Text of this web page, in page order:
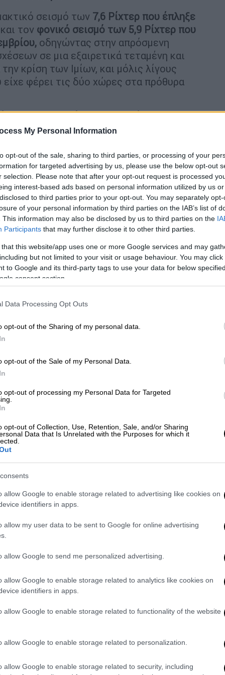
My Personal Information
opt-out of the sale, sharing to third parties, or processing of your
for targeted advertising by us, please use the below opt-out
selection. Please note that after your opt-out request is processed
interest-based ads based on personal information utilized by us
to third parties prior to your opt-out. You may separately
of your personal information by third parties on the IAB’s list of
This information may also be disclosed by us to third parties on the
Participants that may further disclose it to other third parties.
that this website/app uses one or more Google services and may
but not limited to your visit or usage behaviour. You may
to Google and its third-party tags to use your data for below
consent section.
Data Processing Opt Outs
opt-out of the Sharing of my personal data.
opt-out of the Sale of my Personal Data.
opt-out of processing my Personal Data for Targeted
opt-out of Collection, Use, Retention, Sale, and/or Sharing
Data that Is Unrelated with the Purposes for which it
allow Google to enable storage related to advertising like cookies on
identifiers in apps.
allow my user data to be sent to Google for online advertising
allow Google to send me personalized advertising.
allow Google to enable storage related to analytics like cookies on
identifiers in apps.
allow Google to enable storage related to functionality of the website
allow Google to enable storage related to personalization.
allow Google to enable storage related to security, including
σεισμό των 7,6 Ρίχτερ που έπληξε
και τον φονικό σεισμό των 5,9 Ρίχτερ που
οδηγώντας στην απρόσμενη
σε μια εξαιρετικά τεταμένη και
κρίση των Ιμίων, και μόλις λίγους
φέρει τις δύο χώρες στα πρόθυρα
η «διπλωματία των σεισμών»,
ελληνοτουρκικές σχέσεις;
Πανεπιστήμιο Κώστας Υφαντής
να λειτουργήσει και πάλι αλλά
«Ξέρω ότι αυτό μπορεί να
αυτή που απειλεί όλο αυτόν τον
θέλουμε, θα πρέπει εμείς να 'τρέξουμε'
την πρωτοβουλία για μια
επικοινωνίας και να συζητήσουμε
Το πρώτο βήμα πρέπει να το κάνει ο
μίλησαν τηλεφωνικώς με
οι υπουργοί Άμυνας και Εξωτερικών με
των δύο χωρών έδωσαν μάλιστα
14 Φεβρουαρίου. Από την άλλη ο
από το Αιγαίο καθώς
τις τελευταίες μέρες.
σε αχαρτογράφητα νερά»
επίπεδο είμαστε σε
ενώ παρομοιάζει την κατάσταση με ένα